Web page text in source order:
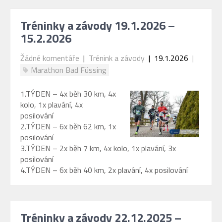
Tréninky a závody 19.1.2026 –
15.2.2026
Žádné komentáře | Trénink a závody | 19.1.2026 |
Marathon Bad Füssing
1.TÝDEN – 4x běh 30 km, 4x
kolo, 1x plavání, 4x
posilování
2.TÝDEN – 6x běh 62 km, 1x
posilování
3.TÝDEN – 2x běh 7 km, 4x kolo, 1x plavání, 3x
posilování
4.TÝDEN – 6x běh 40 km, 2x plavání, 4x posilování
Tréninky a závody 22.12.2025 –